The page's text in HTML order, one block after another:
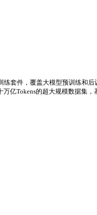
套件，覆盖大模型预训练和后
亿Tokens的超大规模数据集